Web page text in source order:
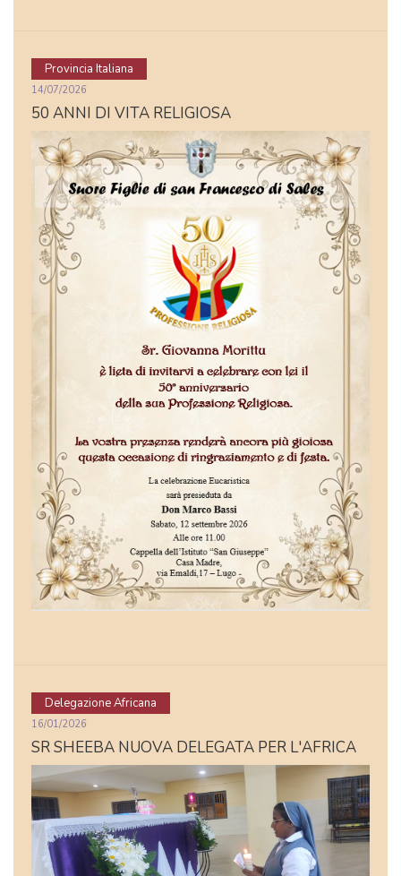
Provincia Italiana
14/07/2026
50 ANNI DI VITA RELIGIOSA
Delegazione Africana
16/01/2026
SR SHEEBA NUOVA DELEGATA PER L'AFRICA